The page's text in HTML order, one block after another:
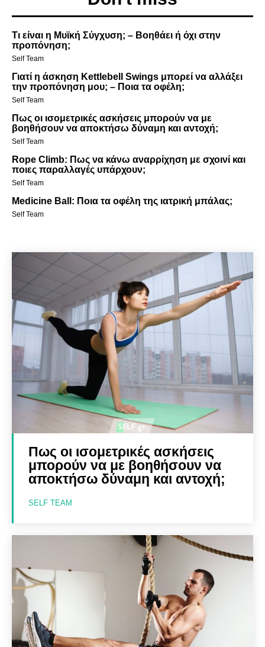
Τι είναι η Μυϊκή Σύγχυση; – Βοηθάει ή όχι στην
προπόνηση;
Self Team
Γιατί η άσκηση Kettlebell Swings μπορεί να αλλάξει
την προπόνηση μου; – Ποια τα οφέλη;
Self Team
Πως οι ισομετρικές ασκήσεις μπορούν να με
βοηθήσουν να αποκτήσω δύναμη και αντοχή;
Self Team
Rope Climb: Πως να κάνω αναρρίχηση με σχοινί και
ποιες παραλλαγές υπάρχουν;
Self Team
Medicine Ball: Ποια τα οφέλη της ιατρική μπάλας;
Self Team
Πως οι ισομετρικές ασκήσεις
μπορούν να με βοηθήσουν να
αποκτήσω δύναμη και αντοχή;
SELF TEAM